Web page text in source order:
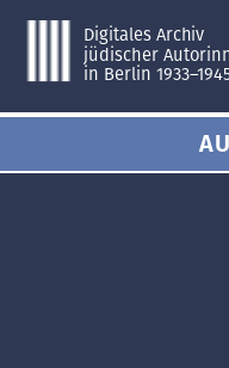
Digitales Archiv
jüdischer
in Berlin